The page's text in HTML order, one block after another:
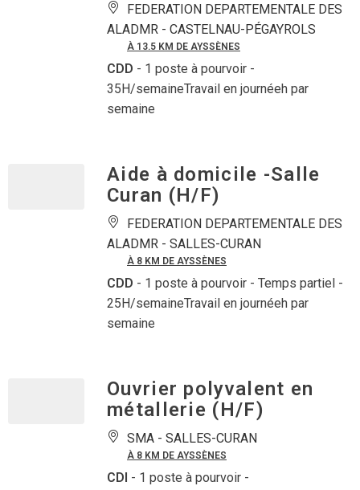
FEDERATION DEPARTEMENTALE DES
ALADMR - CASTELNAU-PÉGAYROLS
À 13.5 KM DE AYSSÈNES
CDD - 1 poste à pourvoir -
35H/semaineTravail en journéeh par
semaine
Aide à domicile -Salle
Curan (H/F)
FEDERATION DEPARTEMENTALE DES
ALADMR - SALLES-CURAN
À 8 KM DE AYSSÈNES
CDD - 1 poste à pourvoir - Temps partiel -
25H/semaineTravail en journéeh par
semaine
Ouvrier polyvalent en
métallerie (H/F)
SMA - SALLES-CURAN
À 8 KM DE AYSSÈNES
CDI - 1 poste à pourvoir -